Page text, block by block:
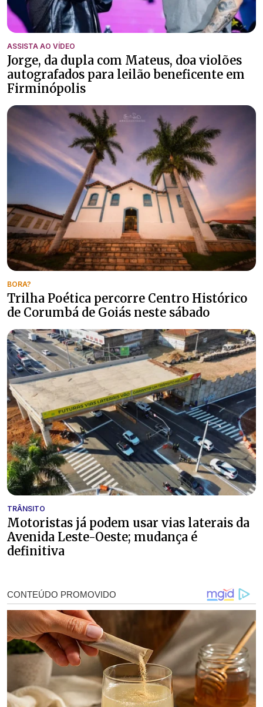
ASSISTA AO VÍDEO
Jorge, da dupla com Mateus, doa violões
autografados para leilão beneficente em
Firminópolis
BORA?
Trilha Poética percorre Centro Histórico
de Corumbá de Goiás neste sábado
TRÂNSITO
Motoristas já podem usar vias laterais da
Avenida Leste-Oeste; mudança é
definitiva